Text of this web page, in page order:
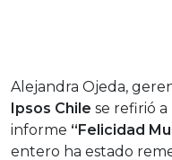
Alejandra Ojeda,
Ipsos Chile se refirió
informe “Felicidad
entero ha estado